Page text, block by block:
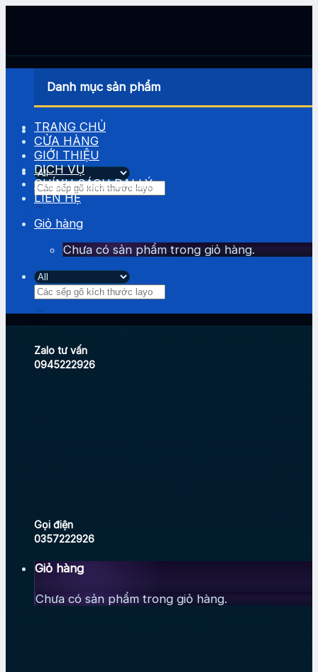
Tìm
kiếm:
Zalo tư vấn
0945222926
Gọi điện
0357222926
Giỏ hàng
Chưa có sản phẩm trong giỏ hàng.
Danh mục sản phẩm
TRANG CHỦ
CỬA HÀNG
GIỚI THIỆU
DỊCH VỤ
CHÍNH SÁCH ĐẠI LÝ
LIÊN HỆ
Giỏ hàng
Chưa có sản phẩm trong giỏ hàng.
Tìm
kiếm: